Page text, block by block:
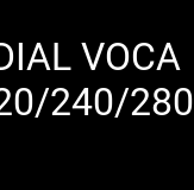
VOCA
240/280